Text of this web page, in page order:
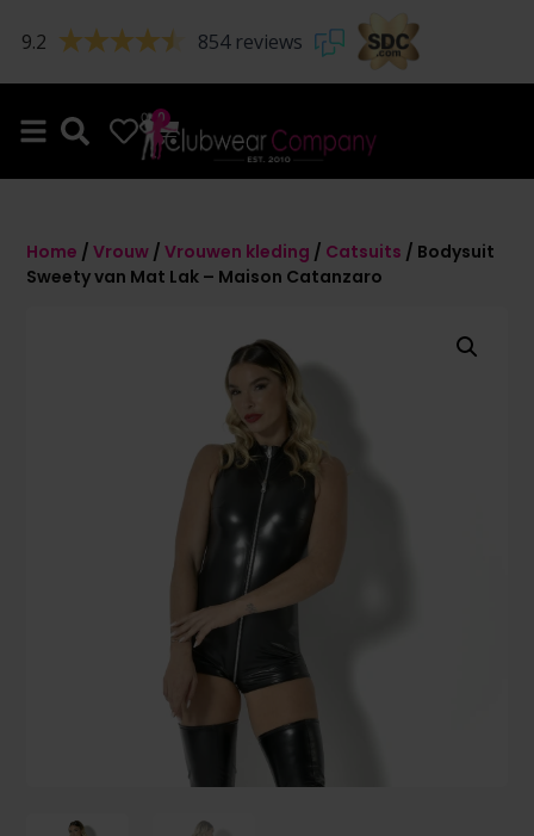
9.2 854 reviews
0 0
Home /Vrouw /Vrouwen kleding / Catsuits / Bodysuit
Sweety van Mat Lak – Maison Catanzaro